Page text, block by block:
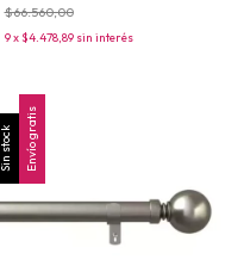
$66.560,00
9x$4.478,89 sin interés
Sin stock Envío gratis